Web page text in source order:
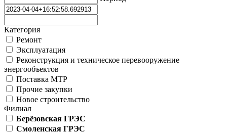
Категория
Ремонт
Эксплуатация
Реконструкция и техническое перевооружение
энергообъектов
Поставка МТР
Прочие закупки
Новое строительство
Филиал
Берёзовская ГРЭС
Смоленская ГРЭС